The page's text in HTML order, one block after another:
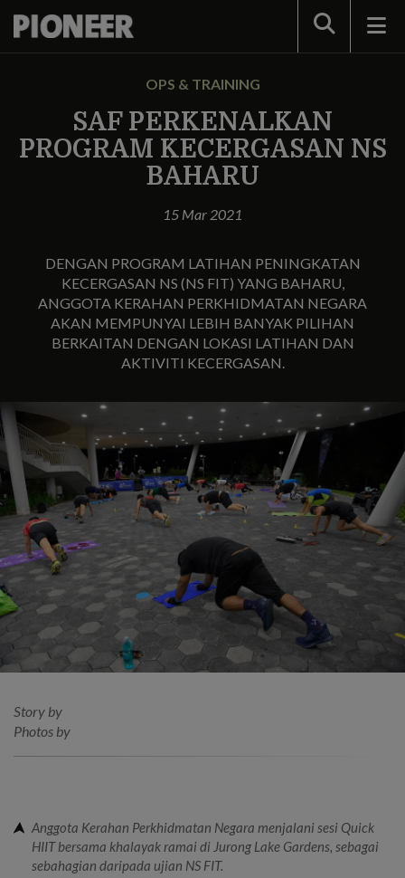
Search
OPS & TRAINING
SAF PERKENALKAN
PROGRAM KECERGASAN NS
BAHARU
15 Mar 2021
DENGAN PROGRAM LATIHAN PENINGKATAN
KECERGASAN NS (NS FIT) YANG BAHARU,
ANGGOTA KERAHAN PERKHIDMATAN NEGARA
AKAN MEMPUNYAI LEBIH BANYAK PILIHAN
BERKAITAN DENGAN LOKASI LATIHAN DAN
AKTIVITI KECERGASAN.
Story by
Photos by
Anggota Kerahan Perkhidmatan Negara menjalani sesi Quick
HIIT bersama khalayak ramai di Jurong Lake Gardens, sebagai
sebahagian daripada ujian NS FIT.